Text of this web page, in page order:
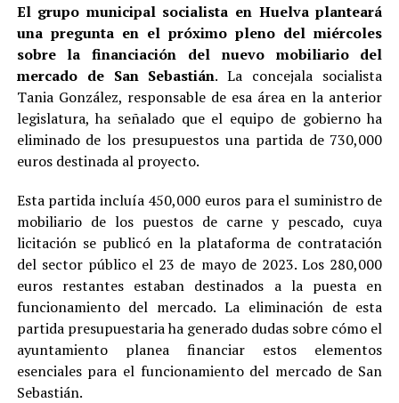
El grupo municipal socialista en Huelva planteará
una pregunta en el próximo pleno del miércoles
sobre la financiación del nuevo mobiliario del
mercado de San Sebastián. La concejala socialista
Tania González, responsable de esa área en la anterior
legislatura, ha señalado que el equipo de gobierno ha
eliminado de los presupuestos una partida de 730,000
euros destinada al proyecto.
Esta partida incluía 450,000 euros para el suministro de
mobiliario de los puestos de carne y pescado, cuya
licitación se publicó en la plataforma de contratación
del sector público el 23 de mayo de 2023. Los 280,000
euros restantes estaban destinados a la puesta en
funcionamiento del mercado. La eliminación de esta
partida presupuestaria ha generado dudas sobre cómo el
ayuntamiento planea financiar estos elementos
esenciales para el funcionamiento del mercado de San
Sebastián.